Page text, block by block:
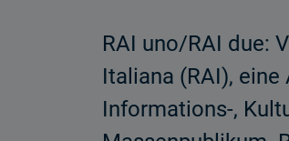
RAI uno/RAI due:
Italiana (RAI),
Informations-,